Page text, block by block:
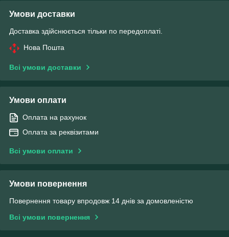
Умови доставки
Доставка здійснюється тільки по передоплаті.
Нова Пошта
Всі умови доставки
Умови оплати
Оплата на рахунок
Оплата за реквізитами
Всі умови оплати
Умови повернення
Повернення товару впродовж 14 днів за домовленістю
Всі умови повернення